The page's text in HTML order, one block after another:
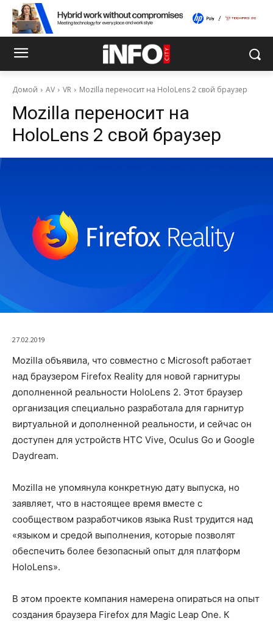
Домой AV VR Mozilla переносит на HoloLens 2 свой браузер
Mozilla переносит на
HoloLens 2 свой браузер
27.02.2019
Mozilla объявила, что совместно с Microsoft работает
над браузером Firefox Reality для новой гарнитуры
дополненной реальности HoloLens 2. Этот браузер
организация специально разработала для гарнитур
виртуальной и дополненной реальности, и сейчас он
доступен для устройств HTC Vive, Oculus Go и Google
Daydream.
Mozilla не упомянула конкретную дату выпуска, но
заявляет, что в настоящее время вместе с
сообществом разработчиков языка Rust трудится над
«языком и средой выполнения, которые позволят
обеспечить более безопасный опыт для платформ
HoloLens».
В этом проекте компания намерена опираться на опыт
создания браузера Firefox для Magic Leap One. К